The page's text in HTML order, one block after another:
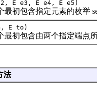
E e3, E e4, E e5)
包含指定元素的枚举
E to)
包含由两个指定端点所
法